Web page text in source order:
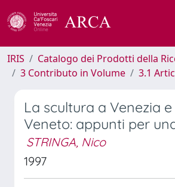
IRIS
Catalogo dei Prodotti della
3 Contributo in Volume
3.1
La scultura a Venezia e
Veneto: appunti per
STRINGA, Nico
1997